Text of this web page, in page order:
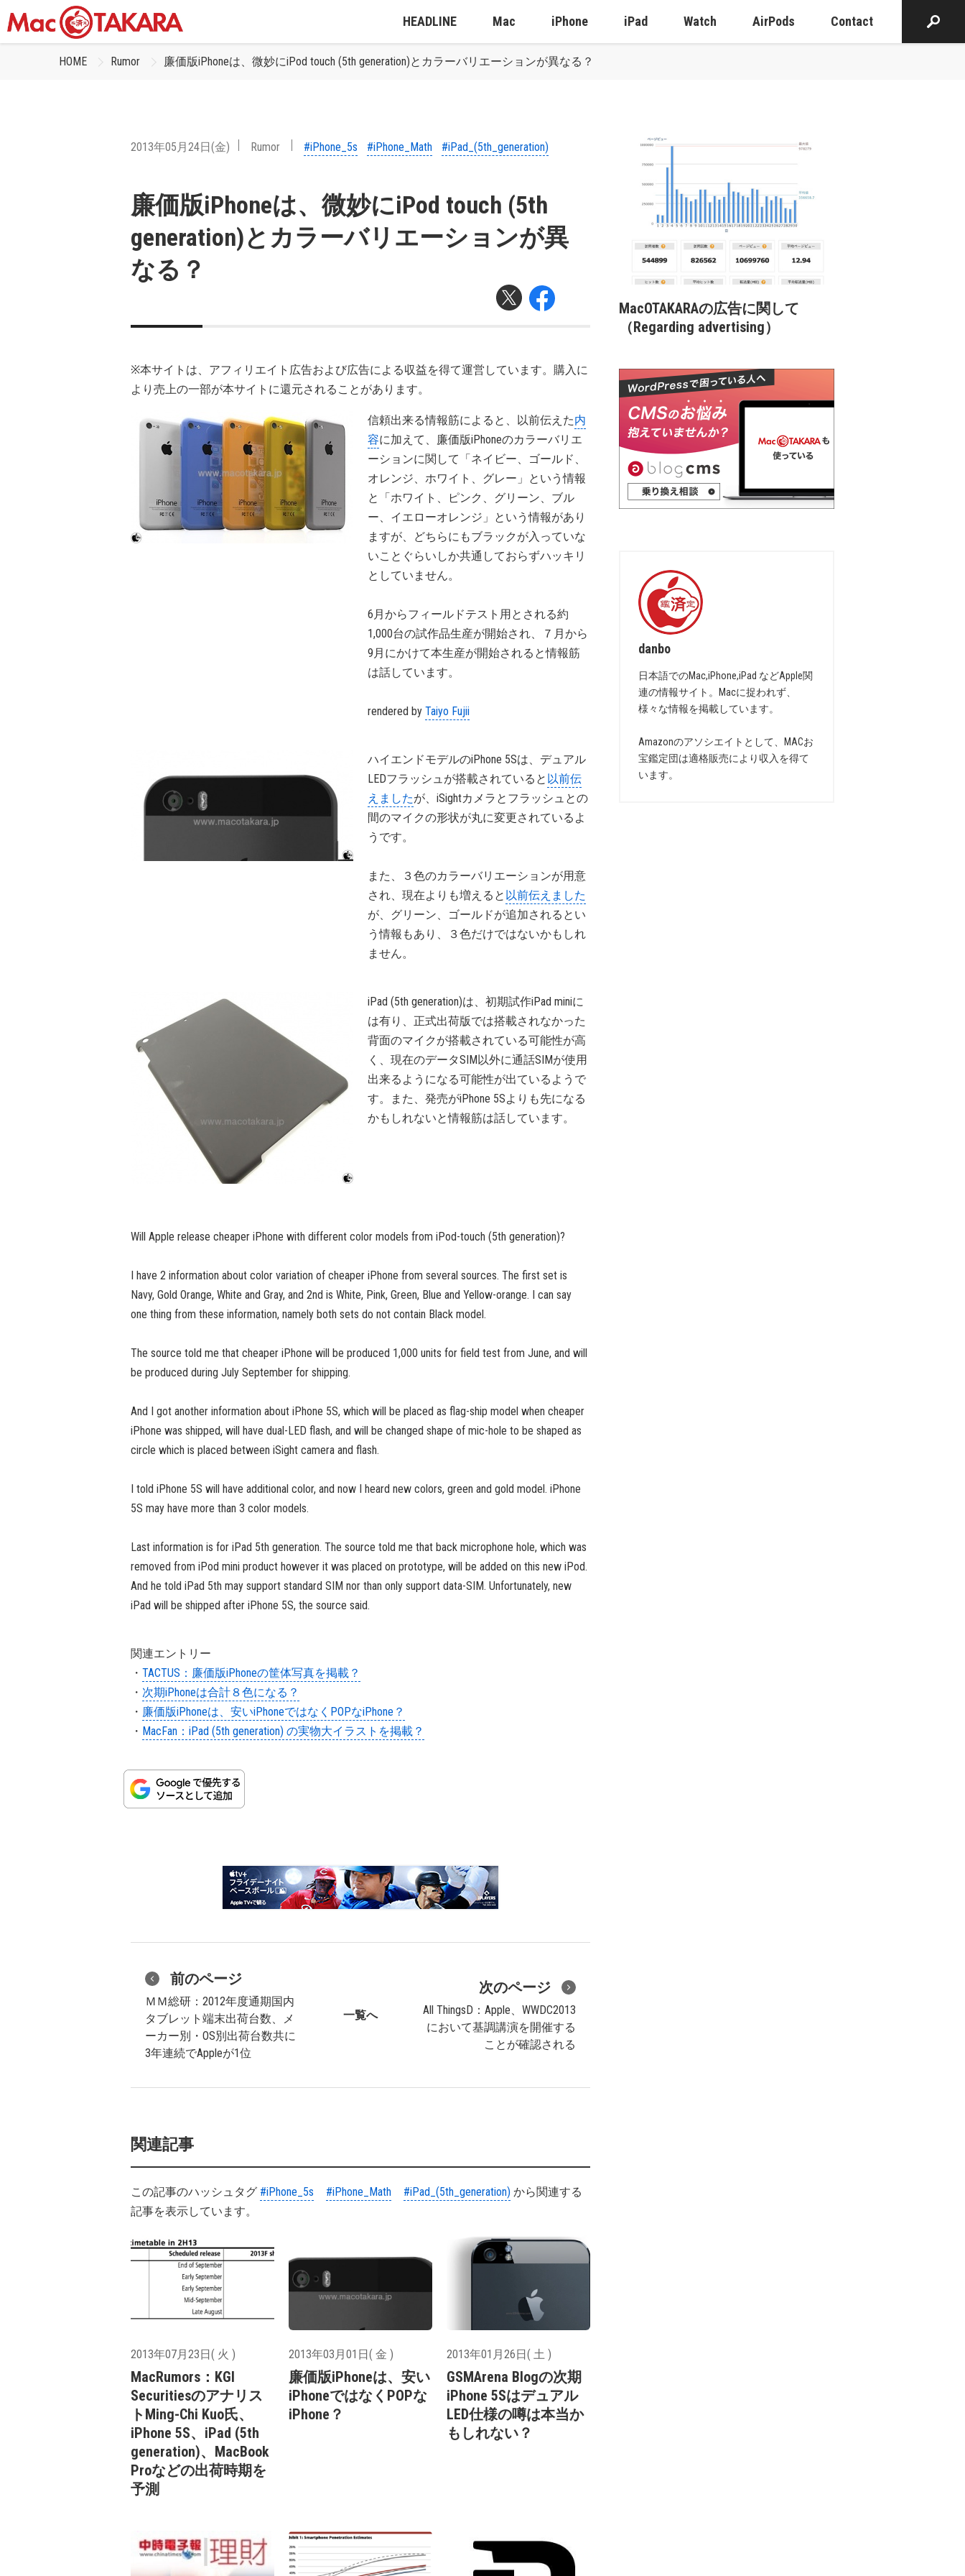
HEADLINE Mac iPhone iPad Watch AirPods Contact
HOME Rumor 廉価版iPhoneは、微妙にiPod touch (5th generation)とカラーバリエーションが異なる？
2013年05月24日(金) Rumor #iPhone_5s #iPhone_Math #iPad_(5th_generation)
廉価版iPhoneは、微妙にiPod touch (5th
generation)とカラーバリエーションが異
なる？
※本サイトは、アフィリエイト広告および広告による収益を得て運営しています。購入に
より売上の一部が本サイトに還元されることがあります。
信頼出来る情報筋によると、以前伝えた内
容に加えて、廉価版iPhoneのカラーバリエ
ーションに関して「ネイビー、ゴールド、
オレンジ、ホワイト、グレー」という情報
と「ホワイト、ピンク、グリーン、ブル
ー、イエローオレンジ」という情報があり
ますが、どちらにもブラックが入っていな
いことぐらいしか共通しておらずハッキリ
としていません。
6月からフィールドテスト用とされる約
1,000台の試作品生産が開始され、７月から
9月にかけて本生産が開始されると情報筋
は話しています。
rendered by Taiyo Fujii
ハイエンドモデルのiPhone 5Sは、デュアル
LEDフラッシュが搭載されていると 以前伝
えましたが、iSightカメラとフラッシュとの
間のマイクの形状が丸に変更されているよ
うです。
また、３色のカラーバリエーションが用意
され、現在よりも増えると 以前伝えました
が、グリーン、ゴールドが追加されるとい
う情報もあり、３色だけではないかもしれ
ません。
iPad (5th generation)は、初期試作iPad miniに
は有り、正式出荷版では搭載されなかった
背面のマイクが搭載されている可能性が高
く、現在のデータSIM以外に通話SIMが使用
出来るようになる可能性が出ているようで
す。また、発売がiPhone 5Sよりも先になる
かもしれないと情報筋は話しています。
Will Apple release cheaper iPhone with different color models from iPod-touch (5th generation)?
I have 2 information about color variation of cheaper iPhone from several sources. The first set is
Navy, Gold Orange, White and Gray, and 2nd is White, Pink, Green, Blue and Yellow-orange. I can say
one thing from these information, namely both sets do not contain Black model.
The source told me that cheaper iPhone will be produced 1,000 units for field test from June, and will
be produced during July September for shipping.
And I got another information about iPhone 5S, which will be placed as flag-ship model when cheaper
iPhone was shipped, will have dual-LED flash, and will be changed shape of mic-hole to be shaped as
circle which is placed between iSight camera and flash.
I told iPhone 5S will have additional color, and now I heard new colors, green and gold model. iPhone
5S may have more than 3 color models.
Last information is for iPad 5th generation. The source told me that back microphone hole, which was
removed from iPod mini product however it was placed on prototype, will be added on this new iPod.
And he told iPad 5th may support standard SIM nor than only support data-SIM. Unfortunately, new
iPad will be shipped after iPhone 5S, the source said.
関連エントリー
・ TACTUS：廉価版iPhoneの筐体写真を掲載？
・ 次期iPhoneは合計８色になる？
・ 廉価版iPhoneは、安いiPhoneではなくPOPなiPhone？
・ MacFan：iPad (5th generation) の実物大イラストを掲載？
前のページ
ＭＭ総研：2012年度通期国内
タブレット端末出荷台数、メ
ーカー別・OS別出荷台数共に
3年連続でAppleが1位
一覧へ
次のページ
All ThingsD：Apple、WWDC2013
において基調講演を開催する
ことが確認される
関連記事
この記事のハッシュタグ #iPhone_5s #iPhone_Math #iPad_(5th_generation) から関連する
記事を表示しています。
2013年07月23日( 火 )
MacRumors：KGI
Securitiesのアナリス
トMing-Chi Kuo氏、
iPhone 5S、iPad (5th
generation)、MacBook
Proなどの出荷時期を
予測
2013年03月01日( 金 )
廉価版iPhoneは、安い
iPhoneではなくPOPな
iPhone？
2013年01月26日( 土 )
GSMArena Blogの次期
iPhone 5Sはデュアル
LED仕様の噂は本当か
もしれない？
MacOTAKARAの広告に関して
（Regarding advertising）
danbo
日本語でのMac,iPhone,iPad などApple関
連の情報サイト。Macに捉われず、
様々な情報を掲載しています。
Amazonのアソシエイトとして、MACお
宝鑑定団は適格販売により収入を得て
います。